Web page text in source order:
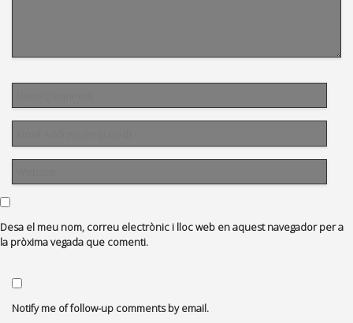
Desa el meu nom, correu electrònic i lloc web en aquest navegador per a
la pròxima vegada que comenti.
Notify me of follow-up comments by email.